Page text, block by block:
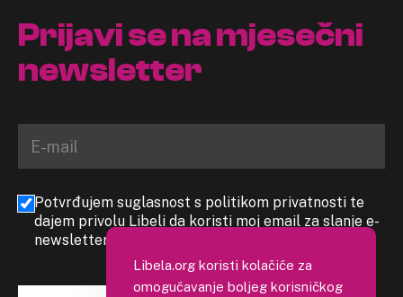
Prijavi se na mjesečni
newsletter
Potvrđujem suglasnost s politikom privatnosti te
dajem privolu Libeli da koristi moj email za slanje e-
newslettera
Libela.org koristi kolačiće za
omogućavanje boljeg korisničkog